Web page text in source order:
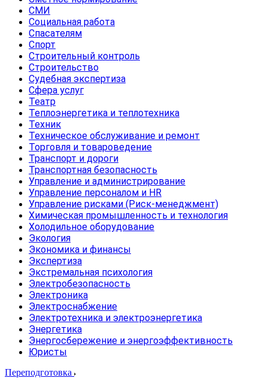
СМИ
Социальная работа
Спасателям
Спорт
Строительный контроль
Строительство
Судебная экспертиза
Сфера услуг
Театр
Теплоэнергетика и теплотехника
Техник
Техническое обслуживание и ремонт
Торговля и товароведение
Транспорт и дороги
Транспортная безопасность
Управление и администрирование
Управление персоналом и HR
Управление рисками (Риск-менеджмент)
Химическая промышленность и технология
Холодильное оборудование
Экология
Экономика и финансы
Экспертиза
Экстремальная психология
Электробезопасность
Электроника
Электроснабжение
Электротехника и электроэнергетика
Энергетика
Энергосбережение и энергоэффективность
Юристы
Переподготовка